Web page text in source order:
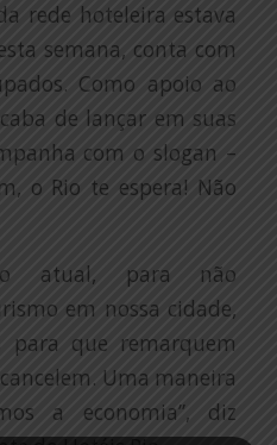
rede hoteleira estava
semana, conta com
Como apoio ao
de lançar em suas
com o slogan –
o Rio te espera! Não
atual, para não
em nossa cidade,
para que remarquem
Uma maneira
a economia”, diz